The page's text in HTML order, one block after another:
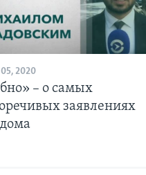
2020
– о самых
заявлениях